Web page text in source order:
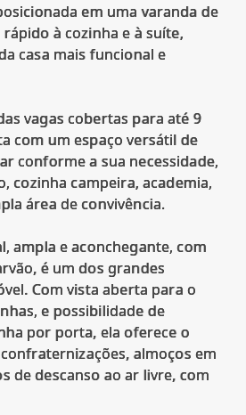
em uma varanda de
à cozinha e à suíte,
casa mais funcional e
vagas cobertas para até 9
com um espaço versátil de
conforme a sua necessidade,
cozinha campeira, academia,
área de convivência.
ampla e aconchegante, com
é um dos grandes
Com vista aberta para o
e possibilidade de
por porta, ela oferece o
almoços em
de descanso ao ar livre, com